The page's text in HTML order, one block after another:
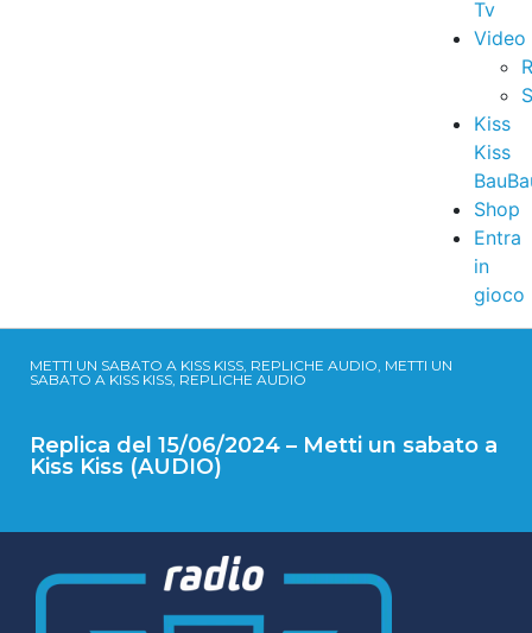
Tv
Video
Kiss
Kiss
Shop
Entra
in
gioco
METTI UN SABATO A KISS KISS, REPLICHE AUDIO, METTI UN
SABATO A KISS KISS, REPLICHE AUDIO
Replica del 15/06/2024 – Metti un sabato a
Kiss Kiss (AUDIO)